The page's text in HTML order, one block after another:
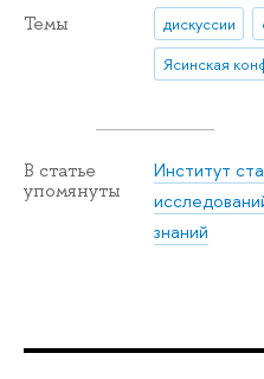
Темы дискуссии
В статье
упомянуты
Институт
знаний